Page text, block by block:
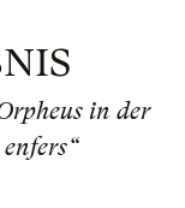
in der